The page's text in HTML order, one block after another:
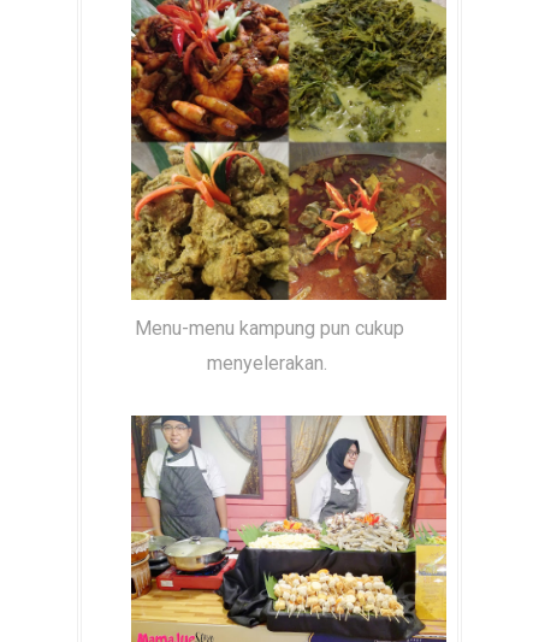
Menu-menu kampung pun cukup
menyelerakan.